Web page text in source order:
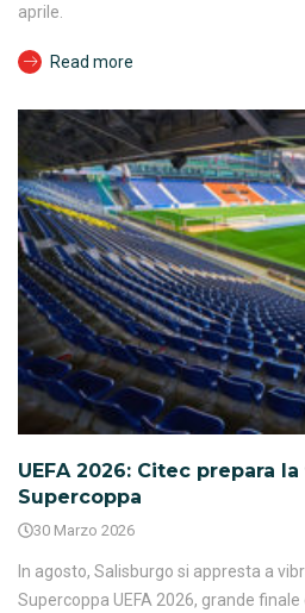
aprile.
Read more
UEFA 2026: Citec prepara
Supercoppa
30 Marzo 2026
In agosto, Salisburgo si appresta a
Supercoppa UEFA 2026, grande